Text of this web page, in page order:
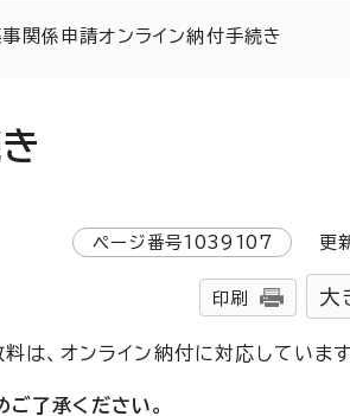
関係申請オンライン納付手続き
ページ番号1039107 更
印刷 大
は、オンライン納付に対応しています
了承ください。